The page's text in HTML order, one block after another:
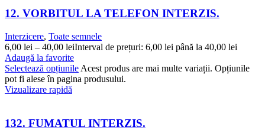
12. VORBITUL LA TELEFON INTERZIS.
Interzicere, Toate semnele
6,00 lei – 40,00 leiInterval de prețuri: 6,00 lei până la 40,00 lei
Adaugă la favorite
Selectează opțiunile Acest produs are mai multe variații. Opțiunile
pot fi alese în pagina produsului.
Vizualizare rapidă
132. FUMATUL INTERZIS.